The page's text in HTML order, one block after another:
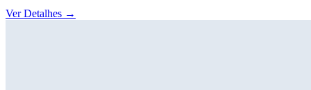
Ver Detalhes →